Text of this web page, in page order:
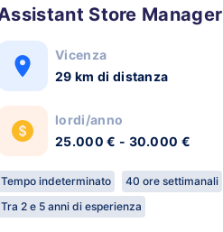
Assistant Store Manager
Vicenza
29 km di distanza
lordi/anno
25.000 € - 30.000 €
Tempo indeterminato
40 ore settimanali
Tra 2 e 5 anni di esperienza